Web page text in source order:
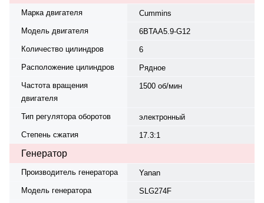
Марка двигателя
Cummins
Модель двигателя
6BTAA5.9-G12
Количество цилиндров
6
Расположение цилиндров
Рядное
Частота вращения
двигателя
1500 об/мин
Тип регулятора оборотов
электронный
Степень сжатия
17.3:1
Генератор
Производитель генератора
Yanan
Модель генератора
SLG274F